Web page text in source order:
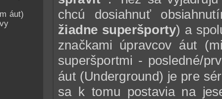
áut)
chcú dosiahnuť
žiadne superšporty) a
značkami úpravcov áut
superšportmi - posledné/
áut (Underground) je pre
sa k tomu postavia na